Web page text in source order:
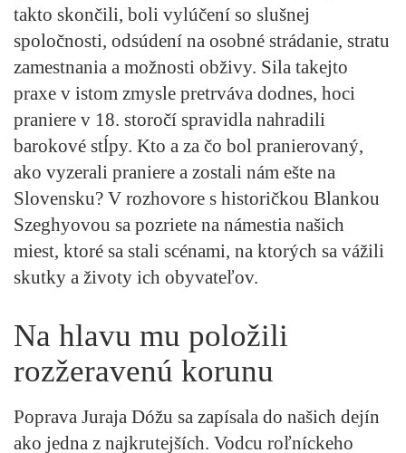
takto skončili, boli vylúčení so slušnej
spoločnosti, odsúdení na osobné strádanie, stratu
zamestnania a možnosti obživy. Sila takejto
praxe v istom zmysle pretrváva dodnes, hoci
praniere v 18. storočí spravidla nahradili
barokové stĺpy. Kto a za čo bol pranierovaný,
ako vyzerali praniere a zostali nám ešte na
Slovensku? V rozhovore s historičkou Blankou
Szeghyovou sa pozriete na námestia našich
miest, ktoré sa stali scénami, na ktorých sa vážili
skutky a životy ich obyvateľov.
Na hlavu mu položili
rozžeravenú korunu
Poprava Juraja Dóžu sa zapísala do našich dejín
ako jedna z najkrutejších. Vodcu roľníckeho